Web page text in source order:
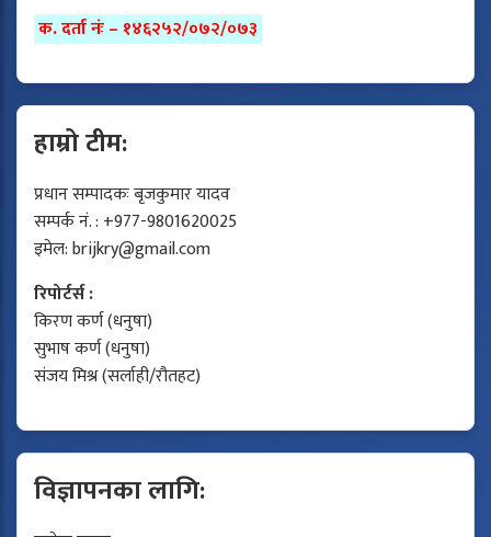
क. दर्ता नंः – १४६२५२/०७२/०७३
हाम्रो टीम:
प्रधान सम्पादकः बृजकुमार यादव
सम्पर्क नं. : +977-9801620025
इमेल:brijkry@gmail.com
रिपोर्टर्स :
किरण कर्ण (धनुषा)
सुभाष कर्ण (धनुषा)
संजय मिश्र (सर्लाही/रौतहट)
विज्ञापनका लागि: